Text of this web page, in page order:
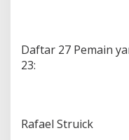
Daftar 27 Pemain
23:
Rafael Struick